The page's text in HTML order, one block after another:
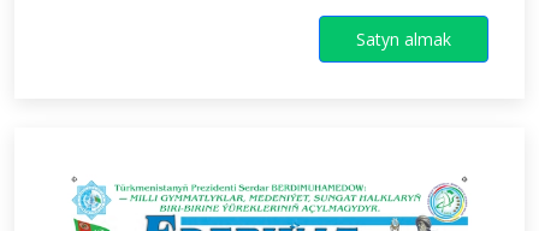
Satyn almak